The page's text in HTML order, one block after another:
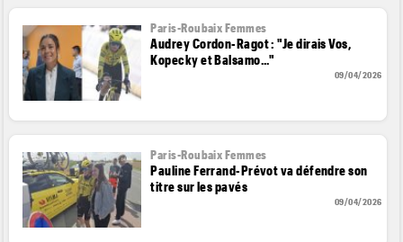
Paris-Roubaix Femmes
Audrey Cordon-Ragot : "Je dirais Vos,
Kopecky et Balsamo..."
09/04/2026
Paris-Roubaix Femmes
Pauline Ferrand-Prévot va défendre son
titre sur les pavés
09/04/2026